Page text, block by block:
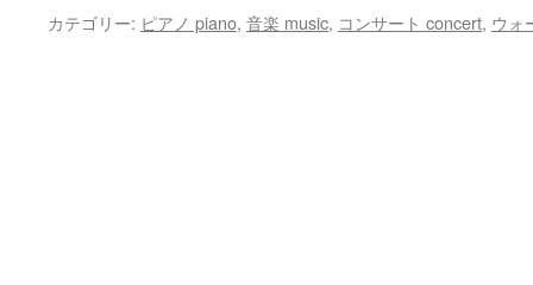
カテゴリー: ピアノ piano, 音楽 music, コンサート concert, ウォ